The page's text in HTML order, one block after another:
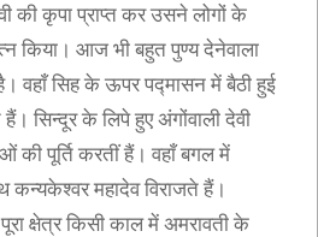
की कृपा प्राप्त कर उसने लोगों के
किया। आज भी बहुत पुण्य देनेवाला
वहाँ सिह के ऊपर पद्मासन में बैठी हुई
हैं। सिन्दूर के लिपे हुए अंगोंवाली देवी
की पूर्ति करतीं हैं। वहाँ बगल में
कन्यकेश्वर महादेव विराजते हैं।
क्षेत्र किसी काल में अमरावती के